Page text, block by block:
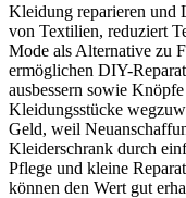
Kleidung reparieren und
von Textilien, reduziert
Mode als Alternative zu
ermöglichen DIY-
ausbessern sowie
Kleidungsstücke
Geld, weil
Kleiderschrank durch
Pflege und kleine
können den Wert gut